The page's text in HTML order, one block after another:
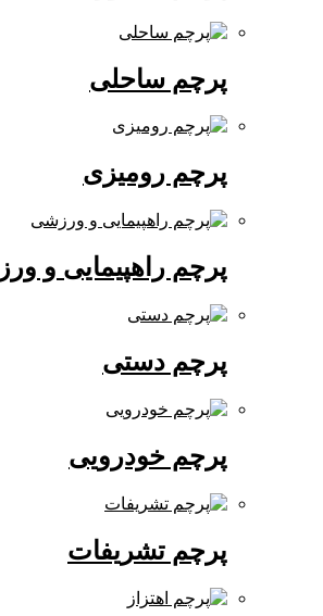
پرچم ساحلی
پرچم رومیزی
پرچم راهپیمایی و ورزشی
پرچم دستی
پرچم خودرویی
پرچم تشریفات